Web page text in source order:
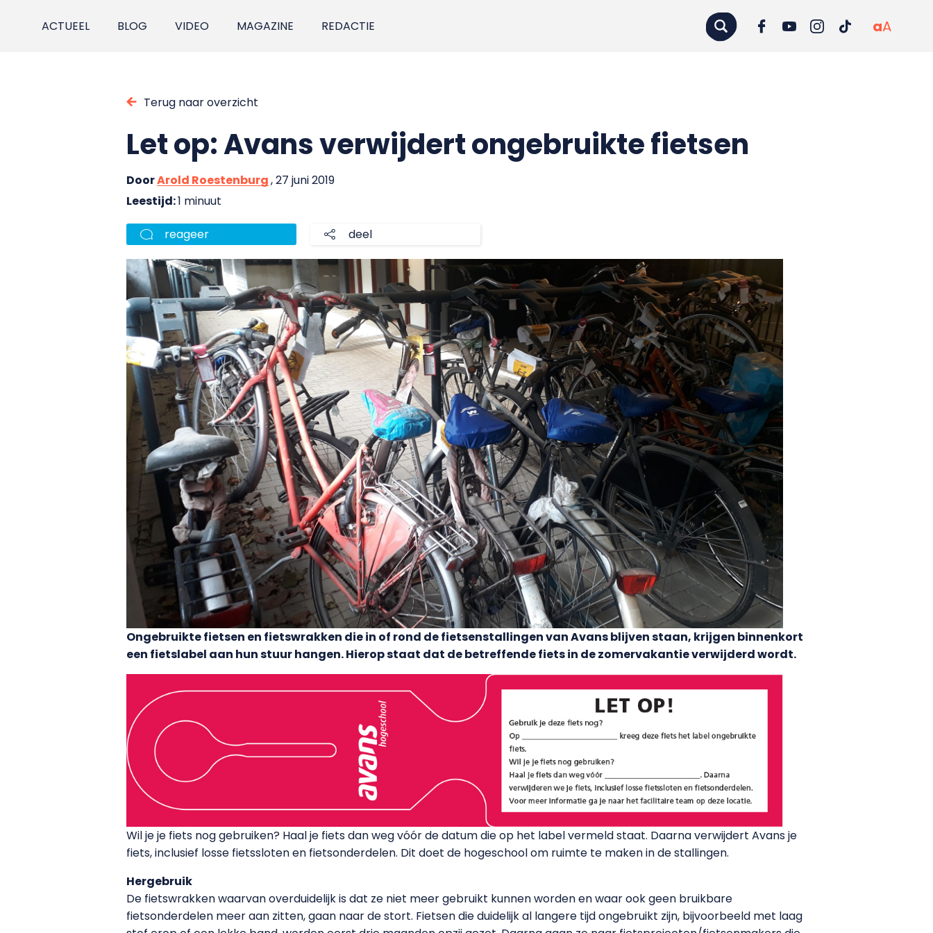
ACTUEEL BLOG VIDEO MAGAZINE REDACTIE aA
Terug naar overzicht
Let op: Avans verwijdert ongebruikte fietsen
DoorArold Roestenburg, 27 juni 2019
Leestijd:1 minuut
reageer deel
Ongebruikte fietsen en fietswrakken die in of rond de fietsenstallingen van Avans blijven staan, krijgen binnenkort
een fietslabel aan hun stuur hangen. Hierop staat dat de betreffende fiets in de zomervakantie verwijderd wordt.
Wil je je fiets nog gebruiken? Haal je fiets dan weg vóór de datum die op het label vermeld staat. Daarna verwijdert Avans je
fiets, inclusief losse fietssloten en fietsonderdelen. Dit doet de hogeschool om ruimte te maken in de stallingen.
Hergebruik
De fietswrakken waarvan overduidelijk is dat ze niet meer gebruikt kunnen worden en waar ook geen bruikbare
fietsonderdelen meer aan zitten, gaan naar de stort. Fietsen die duidelijk al langere tijd ongebruikt zijn, bijvoorbeeld met laag